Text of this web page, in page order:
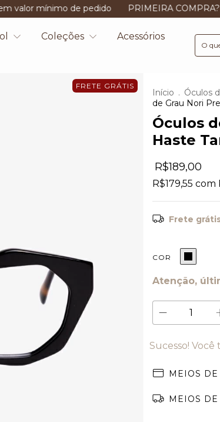
de pedido PRIMEIRA COMPRA? adicione o
Coleções Acessórios
FRETE GRÁTIS
Início . Óculos
de Grau Nori
Óculos
Haste
R$189,00
R$179,55 com
Frete
COR
Atenção,
Sucesso!
MEIOS DE
MEIOS